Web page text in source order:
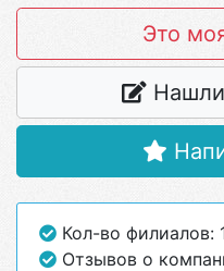
Это
Нашли
Кол-во филиалов:
Отзывов о